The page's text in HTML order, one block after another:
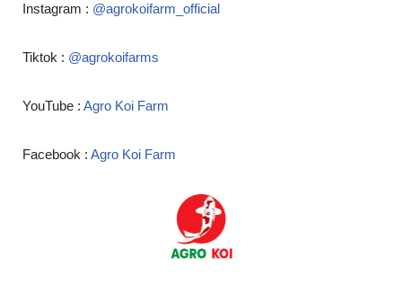
Instagram : @agrokoifarm_official
Tiktok : @agrokoifarms
YouTube : Agro Koi Farm
Facebook : Agro Koi Farm